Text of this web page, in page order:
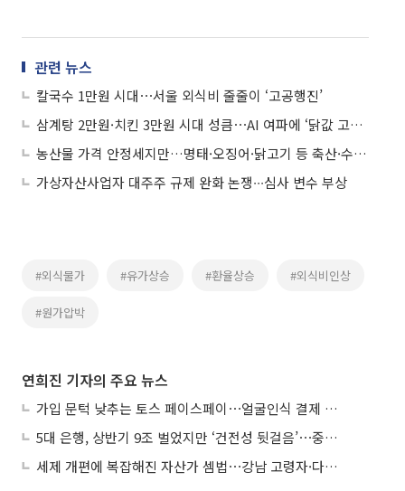
관련 뉴스
칼국수 1만원 시대⋯서울 외식비 줄줄이 ‘고공행진’
삼계탕 2만원·치킨 3만원 시대 성큼⋯AI 여파에 ‘닭값 고공행진’
농산물 가격 안정세지만…명태·오징어·닭고기 등 축산·수산물은 줄인상
가상자산사업자 대주주 규제 완화 논쟁∙∙∙심사 변수 부상
#외식물가 #유가상승 #환율상승 #외식비인상
#원가압박
연희진 기자의 주요 뉴스
가입 문턱 낮추는 토스 페이스페이⋯얼굴인식 결제 확산 속도낸다
5대 은행, 상반기 9조 벌었지만 ‘건전성 뒷걸음’⋯중기대출 문턱 높아지나
세제 개편에 복잡해진 자산가 셈법⋯강남 고령자·다주택자 ‘자산재편 고심’